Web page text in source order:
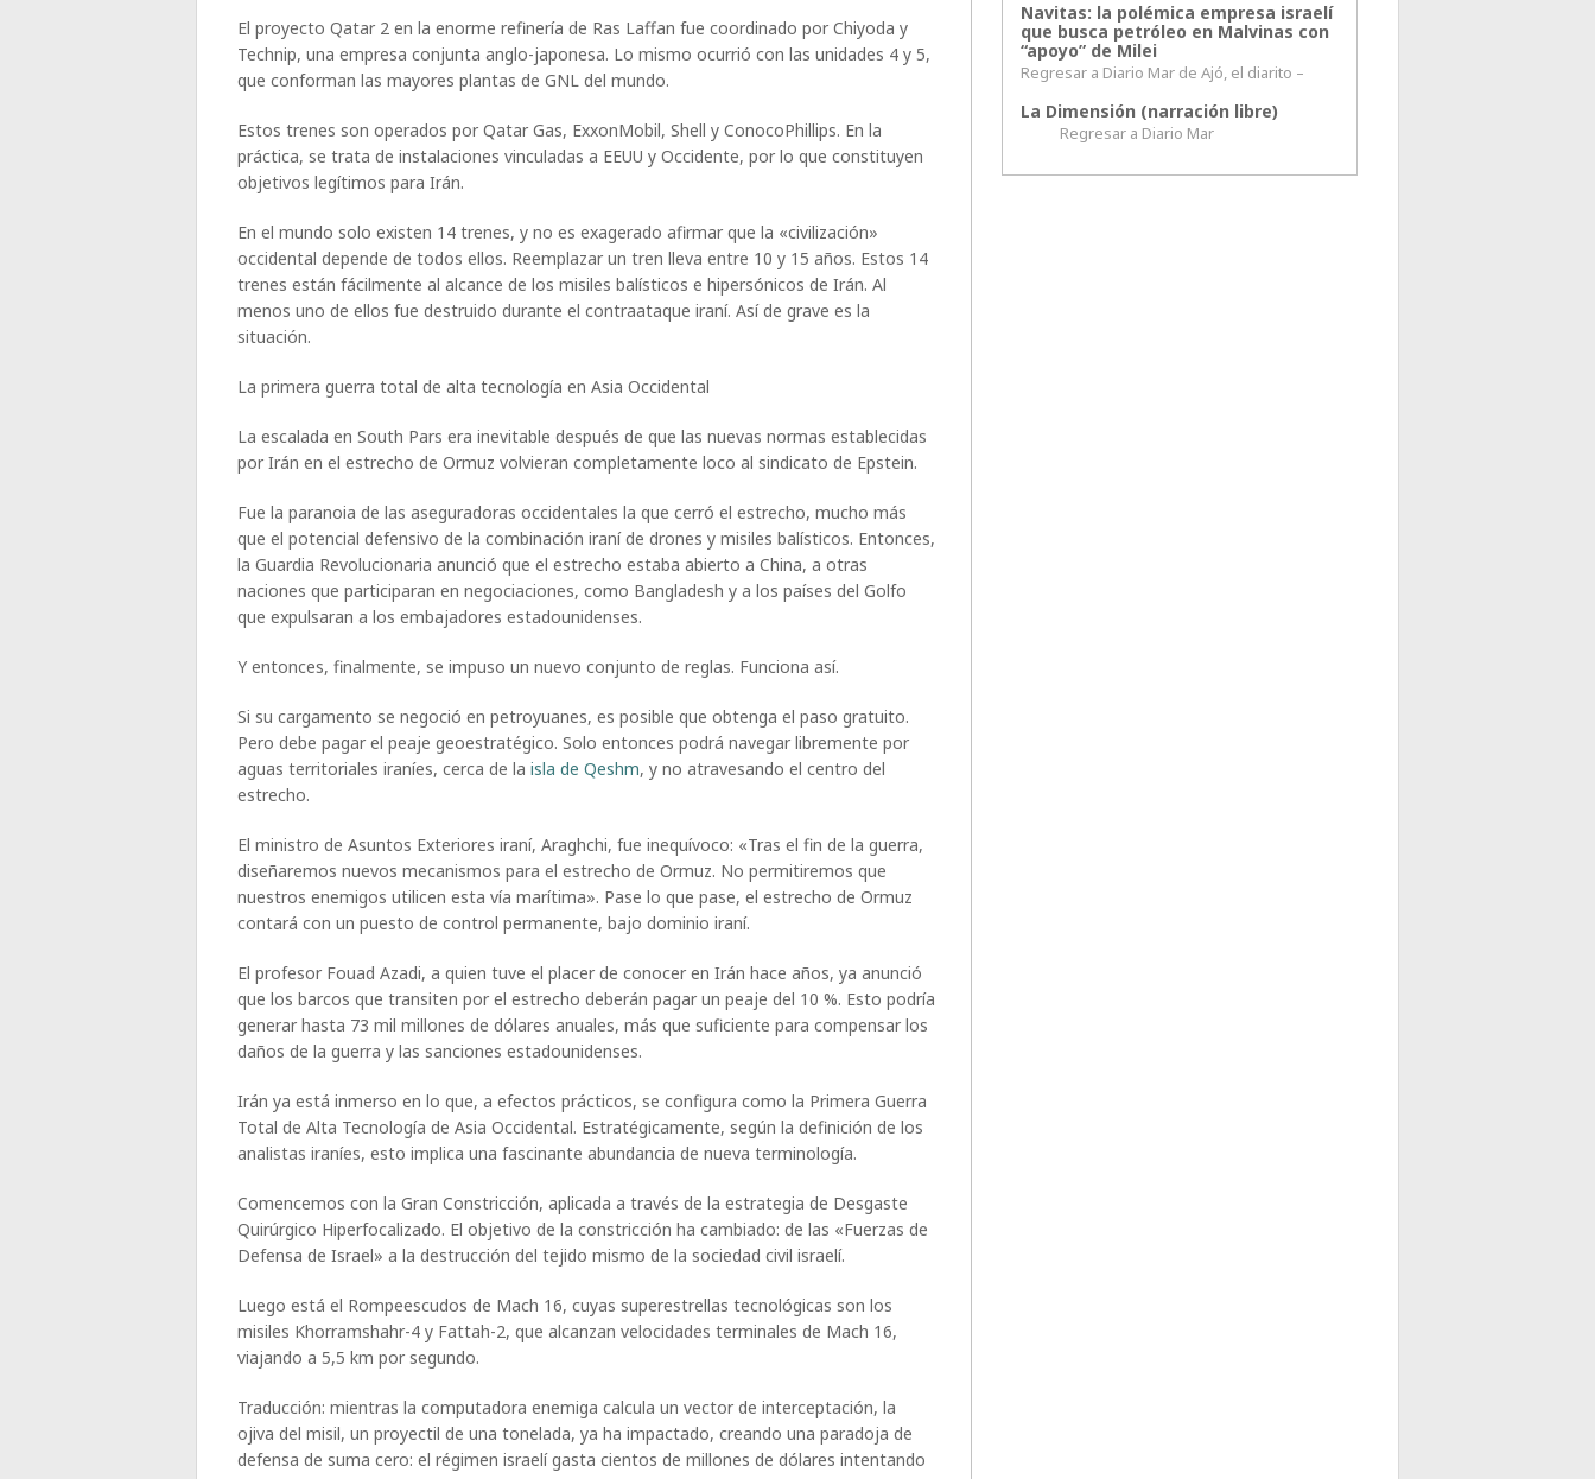
El proyecto Qatar 2 en la enorme refinería de Ras Laffan fue coordinado por Chiyoda y
Technip, una empresa conjunta anglo-japonesa. Lo mismo ocurrió con las unidades 4 y 5,
que conforman las mayores plantas de GNL del mundo.
Estos trenes son operados por Qatar Gas, ExxonMobil, Shell y ConocoPhillips. En la
práctica, se trata de instalaciones vinculadas a EEUU y Occidente, por lo que constituyen
objetivos legítimos para Irán.
En el mundo solo existen 14 trenes, y no es exagerado afirmar que la «civilización»
occidental depende de todos ellos. Reemplazar un tren lleva entre 10 y 15 años. Estos 14
trenes están fácilmente al alcance de los misiles balísticos e hipersónicos de Irán. Al
menos uno de ellos fue destruido durante el contraataque iraní. Así de grave es la
situación.
La primera guerra total de alta tecnología en Asia Occidental
La escalada en South Pars era inevitable después de que las nuevas normas establecidas
por Irán en el estrecho de Ormuz volvieran completamente loco al sindicato de Epstein.
Fue la paranoia de las aseguradoras occidentales la que cerró el estrecho, mucho más
que el potencial defensivo de la combinación iraní de drones y misiles balísticos. Entonces,
la Guardia Revolucionaria anunció que el estrecho estaba abierto a China, a otras
naciones que participaran en negociaciones, como Bangladesh y a los países del Golfo
que expulsaran a los embajadores estadounidenses.
Y entonces, finalmente, se impuso un nuevo conjunto de reglas. Funciona así.
Si su cargamento se negoció en petroyuanes, es posible que obtenga el paso gratuito.
Pero debe pagar el peaje geoestratégico. Solo entonces podrá navegar libremente por
aguas territoriales iraníes, cerca de laisla de Qeshm, y no atravesando el centro del
estrecho.
El ministro de Asuntos Exteriores iraní, Araghchi, fue inequívoco: «Tras el fin de la guerra,
diseñaremos nuevos mecanismos para el estrecho de Ormuz. No permitiremos que
nuestros enemigos utilicen esta vía marítima». Pase lo que pase, el estrecho de Ormuz
contará con un puesto de control permanente, bajo dominio iraní.
El profesor Fouad Azadi, a quien tuve el placer de conocer en Irán hace años, ya anunció
que los barcos que transiten por el estrecho deberán pagar un peaje del 10 %. Esto podría
generar hasta 73 mil millones de dólares anuales, más que suficiente para compensar los
daños de la guerra y las sanciones estadounidenses.
Irán ya está inmerso en lo que, a efectos prácticos, se configura como la Primera Guerra
Total de Alta Tecnología de Asia Occidental. Estratégicamente, según la definición de los
analistas iraníes, esto implica una fascinante abundancia de nueva terminología.
Comencemos con la Gran Constricción, aplicada a través de la estrategia de Desgaste
Quirúrgico Hiperfocalizado. El objetivo de la constricción ha cambiado: de las «Fuerzas de
Defensa de Israel» a la destrucción del tejido mismo de la sociedad civil israelí.
Luego está el Rompeescudos de Mach 16, cuyas superestrellas tecnológicas son los
misiles Khorramshahr-4 y Fattah-2, que alcanzan velocidades terminales de Mach 16,
viajando a 5,5 km por segundo.
Traducción: mientras la computadora enemiga calcula un vector de interceptación, la
ojiva del misil, un proyectil de una tonelada, ya ha impactado, creando una paradoja de
defensa de suma cero: el régimen israelí gasta cientos de millones de dólares intentando
Navitas: la polémica empresa israelí
que busca petróleo en Malvinas con
“apoyo” de Milei
Regresar a Diario Mar de Ajó, el diarito –
La Dimensión (narración libre)
Regresar a Diario Mar